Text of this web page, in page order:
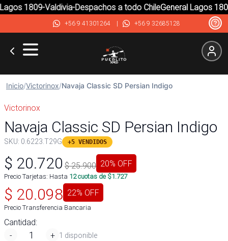
1809-Valdivia-Despachos a todo ChileGeneral Lagos
+56 9 41301264| +56 9 32685128
Inicio/Victorinox/Navaja Classic SD Persian Indigo
Victorinox
Navaja Classic SD Persian Indigo
SKU: 0.6223.T29G +5 VENDIDOS
$ 20.720 $25.900 20% OFF
Precio Tarjetas: Hasta 12cuotas de $1.727
$ 20.098 22% OFF
Precio Transferencia Bancaria
Cantidad:
-
+ 1 disponible